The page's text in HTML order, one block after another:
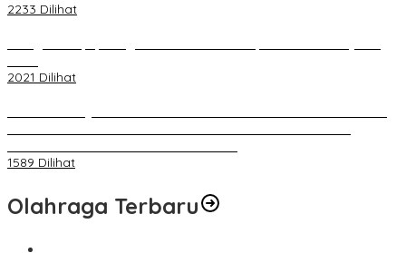
2233 Dilihat
2021 Dilihat
1589 Dilihat
Olahraga Terbaru